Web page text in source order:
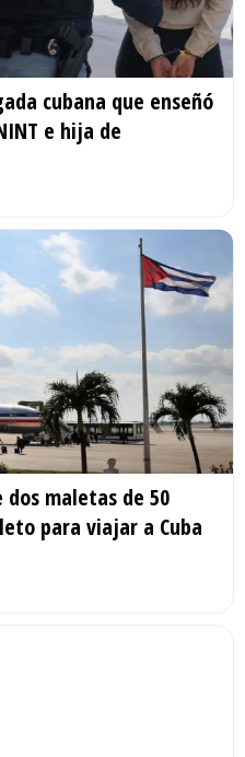
cubana que enseñó
e hija de
maletas de 50
para viajar a Cuba